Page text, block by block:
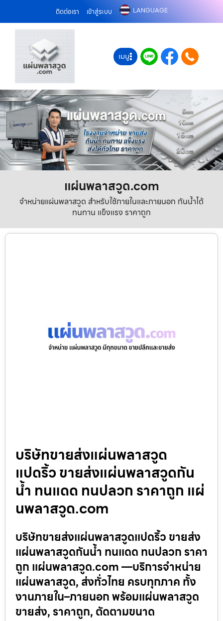
ติดต่อเรา เข้าสู่ระบบ LANGUAGE
เมนู
แผ่นพลาสวูด.com
จำหน่ายแผ่นพลาสวูด สำหรับใช้ภายในและภายนอก กันน้ำได้
ทนทาน แข็งแรง ราคาถูก
บริษัทขายส่งแผ่นพลาสวูด
แปดริ้ว ขายส่งแผ่นพลาสวูดกัน
น้ำ ทนแดด ทนปลวก ราคาถูก แผ่
นพลาสวูด.com
บริษัทขายส่งแผ่นพลาสวูดแปดริ้ว ขายส่ง
แผ่นพลาสวูดกันน้ำ ทนแดด ทนปลวก ราคา
ถูก แผ่นพลาสวูด.com —บริการจำหน่าย
แผ่นพลาสวูด, ส่งทั่วไทย ครบทุกภาค ทั้ง
งานภายใน–ภายนอก พร้อมแผ่นพลาสวูด
ขายส่ง, ราคาถูก, ตัดตามขนาด